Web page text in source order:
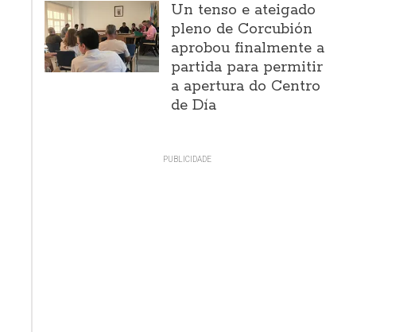
Un tenso e ateigado
pleno de Corcubión
aprobou finalmente a
partida para permitir
a apertura do Centro
de Día